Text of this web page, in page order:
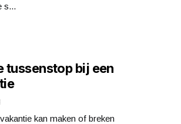
s...
tussenstop bij een
kan maken of breken